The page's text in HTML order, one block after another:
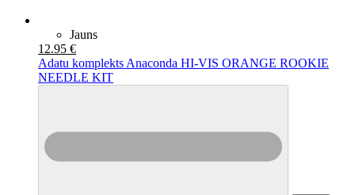
Jauns
12.95 €
Adatu komplekts Anaconda HI-VIS ORANGE ROOKIE
NEEDLE KIT